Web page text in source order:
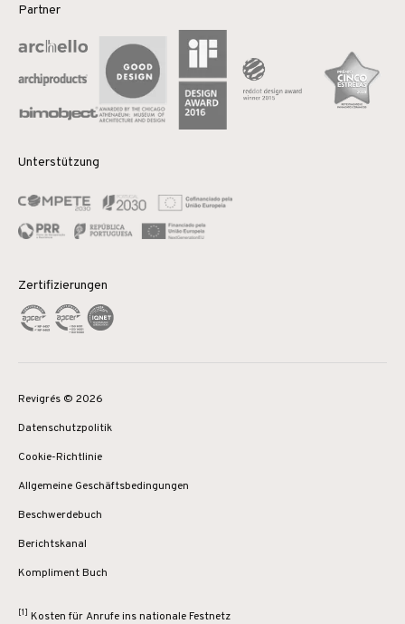
Partner
Unterstützung
Zertifizierungen
Revigrés © 2026
Datenschutzpolitik
Cookie-Richtlinie
Allgemeine Geschäftsbedingungen
Beschwerdebuch
Berichtskanal
Kompliment Buch
[1] Kosten für Anrufe ins nationale Festnetz